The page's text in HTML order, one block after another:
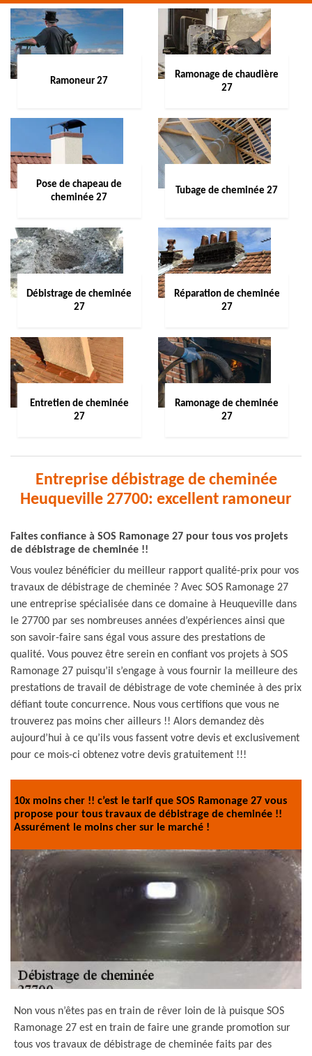
Ramoneur 27
Ramonage de chaudière
27
Pose de chapeau de
cheminée 27
Tubage de cheminée 27
Débistrage de cheminée
27
Réparation de cheminée
27
Entretien de cheminée
27
Ramonage de cheminée
27
Entreprise débistrage de cheminée
Heuqueville 27700: excellent ramoneur
Faites confiance à SOS Ramonage 27 pour tous vos projets
de débistrage de cheminée !!
Vous voulez bénéficier du meilleur rapport qualité-prix pour vos
travaux de débistrage de cheminée ? Avec SOS Ramonage 27
une entreprise spécialisée dans ce domaine à Heuqueville dans
le 27700 par ses nombreuses années d’expériences ainsi que
son savoir-faire sans égal vous assure des prestations de
qualité. Vous pouvez être serein en confiant vos projets à SOS
Ramonage 27 puisqu’il s’engage à vous fournir la meilleure des
prestations de travail de débistrage de vote cheminée à des prix
défiant toute concurrence. Nous vous certifions que vous ne
trouverez pas moins cher ailleurs !! Alors demandez dès
aujourd’hui à ce qu’ils vous fassent votre devis et exclusivement
pour ce mois-ci obtenez votre devis gratuitement !!!
10x moins cher !! c’est le tarif que SOS Ramonage 27 vous
propose pour tous travaux de débistrage de cheminée !!
Assurément le moins cher sur le marché !
Non vous n’êtes pas en train de rêver loin de là puisque SOS
Ramonage 27 est en train de faire une grande promotion sur
tous vos travaux de débistrage de cheminée faits par des